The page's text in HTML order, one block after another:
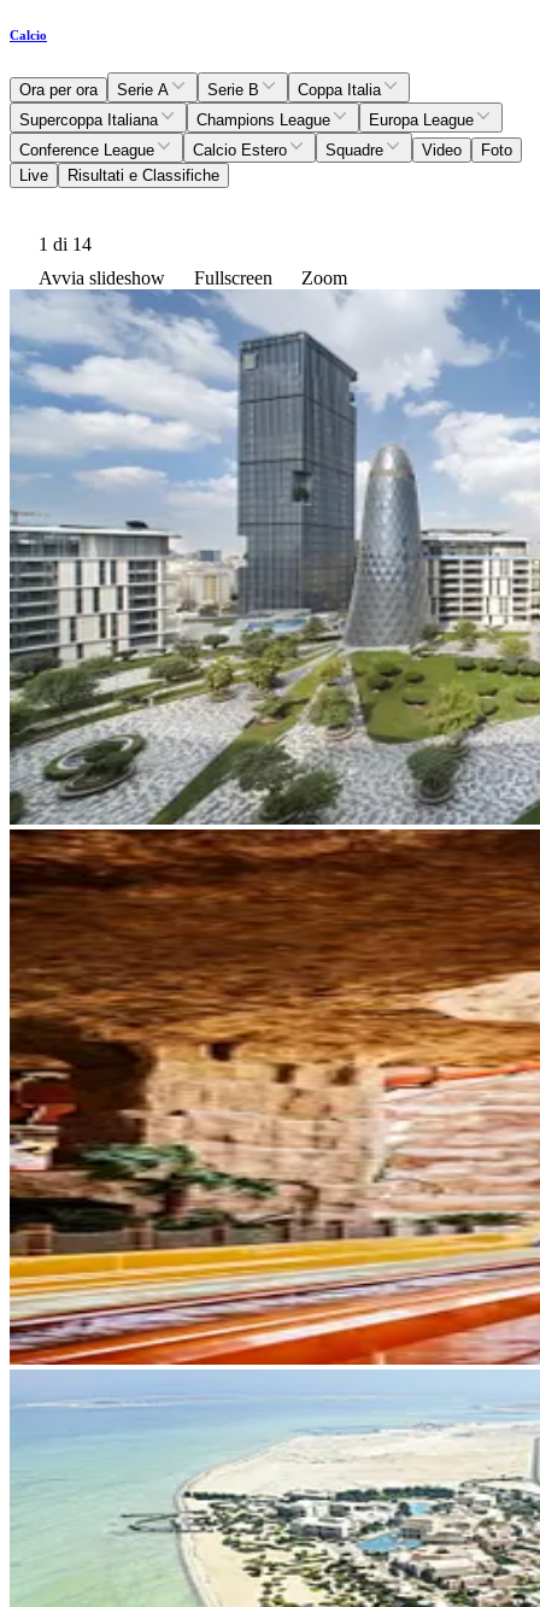
Calcio
Ora per ora Serie A Serie B
Coppa Italia
Supercoppa Italiana
Champions League
Europa League
Conference League
Calcio Estero Squadre Video
Foto
Live
Risultati e Classifiche
1 di 14
Avvia slideshow
Fullscreen Zoom